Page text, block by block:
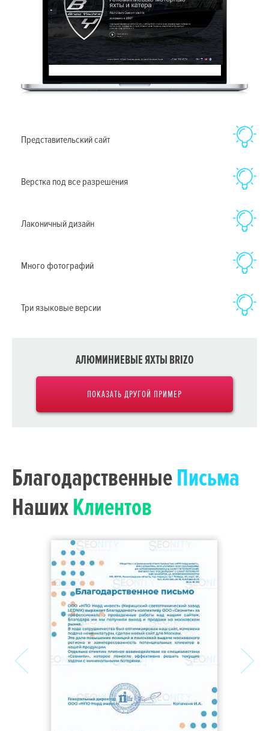
Представительский сайт
Верстка под все разрешения
Лаконичный дизайн
Много фотографий
Три языковые версии
АЛЮМИНИЕВЫЕ ЯХТЫ BRIZO
ПОКАЗАТЬ ДРУГОЙ ПРИМЕР
БлагодарственныеПисьма
НашихКлиентов